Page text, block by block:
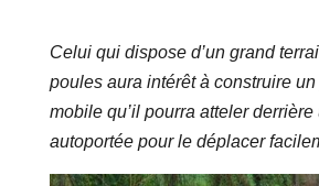
Celui qui dispose d’un grand
poules aura intérêt à construire
mobile qu’il pourra atteler
autoportée pour le déplacer